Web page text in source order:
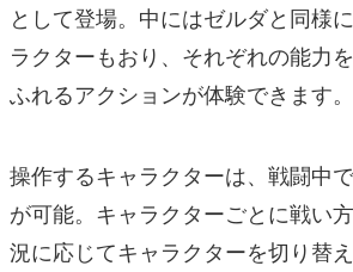
として登場。中にはゼルダと同様
ラクターもおり、それぞれの能力
ふれるアクションが体験できます。
操作するキャラクターは、戦闘中
が可能。キャラクターごとに戦い
況に応じてキャラクターを切り替